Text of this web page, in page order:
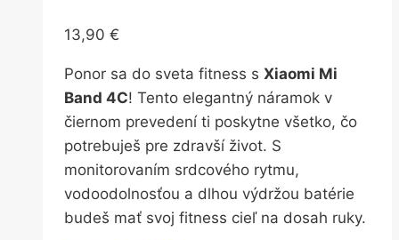
13,90 €
Ponor sa do sveta fitness s Xiaomi Mi
Band 4C! Tento elegantný náramok v
čiernom prevedení ti poskytne všetko, čo
potrebuješ pre zdravší život. S
monitorovaním srdcového rytmu,
vodoodolnosťou a dlhou výdržou batérie
budeš mať svoj fitness cieľ na dosah ruky.